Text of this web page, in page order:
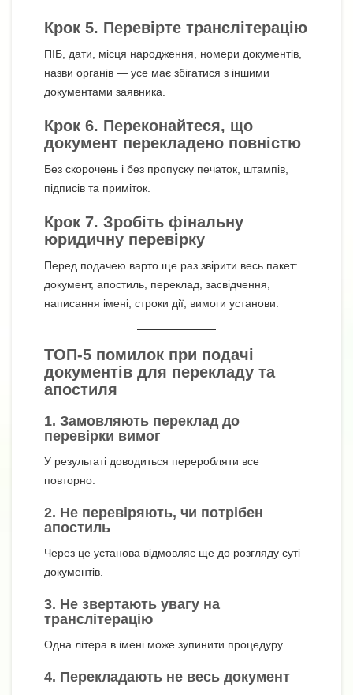
Крок 5. Перевірте транслітерацію
ПІБ, дати, місця народження, номери документів,
назви органів — усе має збігатися з іншими
документами заявника.
Крок 6. Переконайтеся, що
документ перекладено повністю
Без скорочень і без пропуску печаток, штампів,
підписів та приміток.
Крок 7. Зробіть фінальну
юридичну перевірку
Перед подачею варто ще раз звірити весь пакет:
документ, апостиль, переклад, засвідчення,
написання імені, строки дії, вимоги установи.
ТОП-5 помилок при подачі
документів для перекладу та
апостиля
1. Замовляють переклад до
перевірки вимог
У результаті доводиться переробляти все
повторно.
2. Не перевіряють, чи потрібен
апостиль
Через це установа відмовляє ще до розгляду суті
документів.
3. Не звертають увагу на
транслітерацію
Одна літера в імені може зупинити процедуру.
4. Перекладають не весь документ